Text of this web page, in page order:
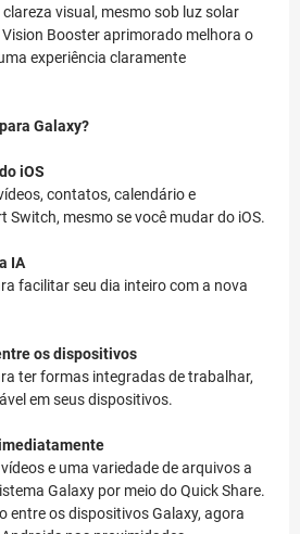
visual, mesmo sob luz solar
Booster aprimorado melhora o
experiência claramente
Galaxy?
iOS
contatos, calendário e
Switch, mesmo se você mudar do iOS.
IA
facilitar seu dia inteiro com a nova
os dispositivos
ter formas integradas de trabalhar,
em seus dispositivos.
e uma variedade de arquivos a
Galaxy por meio do Quick Share.
entre os dispositivos Galaxy, agora